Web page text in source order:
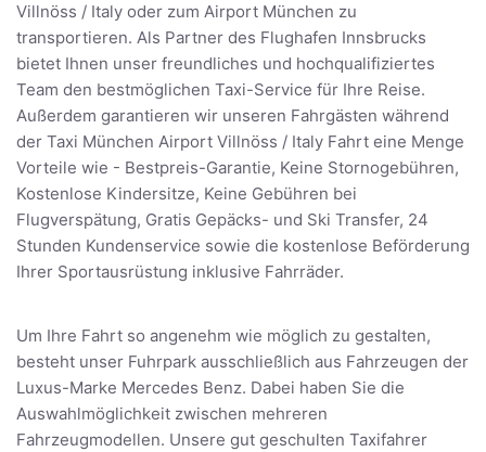
Villnöss / Italy oder zum Airport München zu
transportieren. Als Partner des Flughafen Innsbrucks
bietet Ihnen unser freundliches und hochqualifiziertes
Team den bestmöglichen Taxi-Service für Ihre Reise.
Außerdem garantieren wir unseren Fahrgästen während
der Taxi München Airport Villnöss / Italy Fahrt eine Menge
Vorteile wie - Bestpreis-Garantie, Keine Stornogebühren,
Kostenlose Kindersitze, Keine Gebühren bei
Flugverspätung, Gratis Gepäcks- und Ski Transfer, 24
Stunden Kundenservice sowie die kostenlose Beförderung
Ihrer Sportausrüstung inklusive Fahrräder.
Um Ihre Fahrt so angenehm wie möglich zu gestalten,
besteht unser Fuhrpark ausschließlich aus Fahrzeugen der
Luxus-Marke Mercedes Benz. Dabei haben Sie die
Auswahlmöglichkeit zwischen mehreren
Fahrzeugmodellen. Unsere gut geschulten Taxifahrer